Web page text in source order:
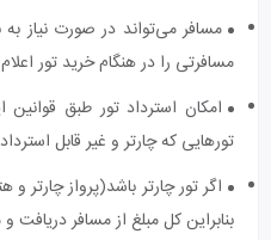
مسافر می‌تواند در صورت نیاز
مسافرتی را در هنگام خرید تور
امکان استرداد تور طبق
تورهایی که چارتر و غیر قابل
اگر تور چارتر باشد(پرواز چارتر
بنابراین کل مبلغ از مسافر